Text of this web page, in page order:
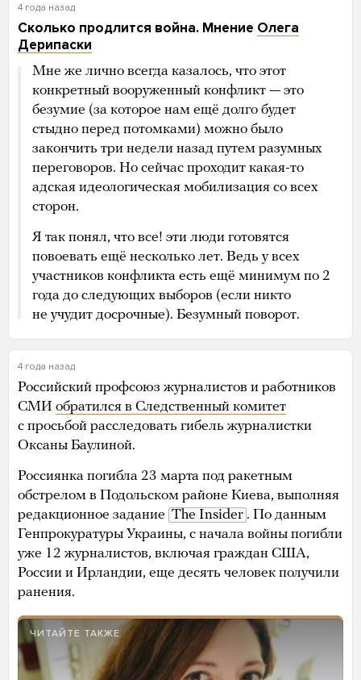
4 года назад
Сколько продлится война. Мнение Олега
Дерипаски
Мне же лично всегда казалось, что этот
конкретный вооруженный конфликт — это
безумие (за которое нам ещё долго будет
стыдно перед потомками) можно было
закончить три недели назад путем разумных
переговоров. Но сейчас проходит какая-то
адская идеологическая мобилизация со всех
сторон.
Я так понял, что все! эти люди готовятся
повоевать ещё несколько лет. Ведь у всех
участников конфликта есть ещё минимум по 2
года до следующих выборов (если никто
не учудит досрочные). Безумный поворот.
4 года назад
Российский профсоюз журналистов и работников
СМИ обратился в Следственный комитет
с просьбой расследовать гибель журналистки
Оксаны Баулиной.
Россиянка погибла 23 марта под ракетным
обстрелом в Подольском районе Киева, выполняя
редакционное задание The Insider . По данным
Генпрокуратуры Украины, с начала войны погибли
уже 12 журналистов, включая граждан США,
России и Ирландии, еще десять человек получили
ранения.
ЧИТАЙТЕ ТАКЖЕ